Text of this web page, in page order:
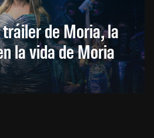
de Moria, la
la vida de Moria